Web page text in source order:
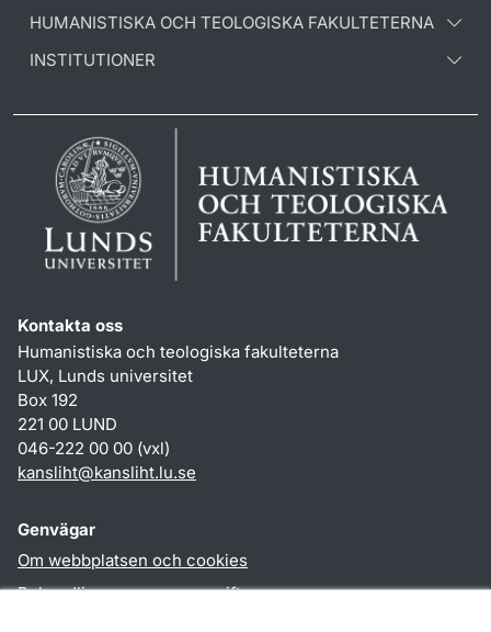
HUMANISTISKA OCH TEOLOGISKA FAKULTETERNA
INSTITUTIONER
Kontakta oss
Humanistiska och teologiska fakulteterna
LUX, Lunds universitet
Box 192
221 00 LUND
046-222 00 00 (vxl)
kansliht@kansliht.lu.se
Genvägar
Om webbplatsen och cookies
Behandling av personuppgifter